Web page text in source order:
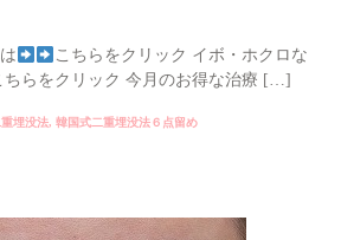
こちらをクリック イボ・ホクロな
ちらをクリック 今月のお得な治療 […]
埋没法, 韓国式二重埋没法６点留め